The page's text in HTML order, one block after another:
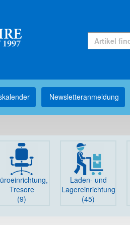
Newsletter­anmeldung
Tresore
(9)
Laden- und
Lager­einrichtung
(45)